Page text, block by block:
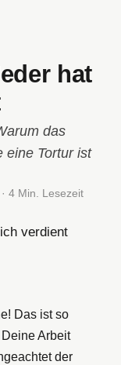
hat
das
eine Tortur ist
· 4 Min. Lesezeit
Das ist so
Arbeit
der